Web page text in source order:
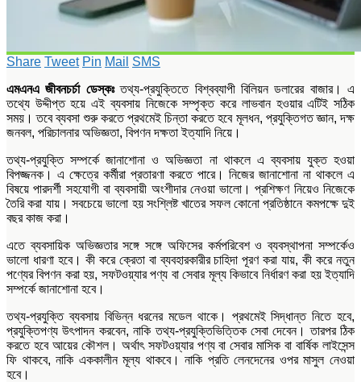
Share Tweet Pin Mail SMS
এমএনএ জীবনচর্চা ডেস্কঃতথ্য-প্রযুক্তিতে বিশ্বব্যাপী বিলিয়ন ডলারের বাজার। এ
তথ্যে উদ্দীপ্ত হয়ে এই ব্যবসায় নিজেকে সম্পৃক্ত করে লাভবান হওয়ার এটিই সঠিক
সময়। তবে ব্যবসা শুরু করতে প্রথমেই চিন্তা করতে হবে মূলধন, প্রযুক্তিগত জ্ঞান, দক্ষ
জনবল, পরিচালনার অভিজ্ঞতা, বিপণন দক্ষতা ইত্যাদি নিয়ে।
তথ্য-প্রযুক্তি সম্পর্কে জানাশোনা ও অভিজ্ঞতা না থাকলে এ ব্যবসায় যুক্ত হওয়া
বিপজ্জনক। এ ক্ষেত্রে কর্মীরা প্রতারণা করতে পারে। নিজের জানাশোনা না থাকলে এ
বিষয়ে পারদর্শী সহযোগী বা ব্যবসায়ী অংশীদার নেওয়া ভালো। প্রশিক্ষণ নিয়েও নিজেকে
তৈরি করা যায়। সবচেয়ে ভালো হয় সংশ্লিষ্ট খাতের সফল কোনো প্রতিষ্ঠানে কমপক্ষে দুই
বছর কাজ করা।
এতে ব্যবসায়িক অভিজ্ঞতার সঙ্গে সঙ্গে অফিসের কর্মপরিবেশ ও ব্যবস্থাপনা সম্পর্কেও
ভালো ধারণা হবে। কী করে ক্রেতা বা ব্যবহারকারীর চাহিদা পূরণ করা যায়, কী করে নতুন
পণ্যের বিপণন করা হয়, সফটওয়্যার পণ্য বা সেবার মূল্য কিভাবে নির্ধারণ করা হয় ইত্যাদি
সম্পর্কে জানাশোনা হবে।
তথ্য-প্রযুক্তি ব্যবসায় বিভিন্ন ধরনের মডেল থাকে। প্রথমেই সিদ্ধান্ত নিতে হবে,
প্রযুক্তিপণ্য উৎপাদন করবেন, নাকি তথ্য-প্রযুক্তিভিত্তিক সেবা দেবেন। তারপর ঠিক
করতে হবে আয়ের কৌশল। অর্থাৎ সফটওয়্যার পণ্য বা সেবার মাসিক বা বার্ষিক লাইসেন্স
ফি থাকবে, নাকি এককালীন মূল্য থাকবে। নাকি প্রতি লেনদেনের ওপর মাসুল নেওয়া
হবে।